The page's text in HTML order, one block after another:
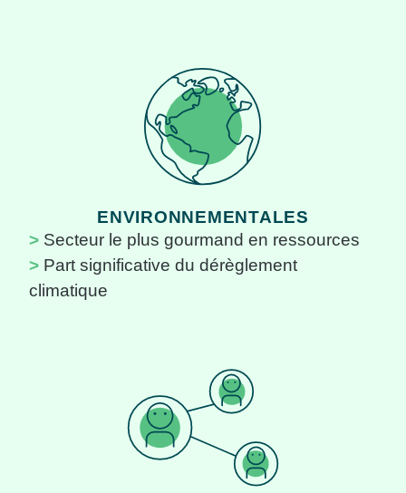
ENVIRONNEMENTALES
Secteur le plus gourmand en ressources
Part significative du dérèglement
climatique